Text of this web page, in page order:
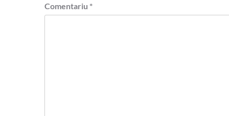
Comentariu *